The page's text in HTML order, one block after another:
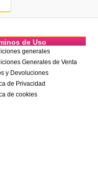
de Uso
generales
Generales de Venta
y Devoluciones
de Privacidad
de cookies